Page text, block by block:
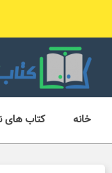
محتوا
خانه کتاب های